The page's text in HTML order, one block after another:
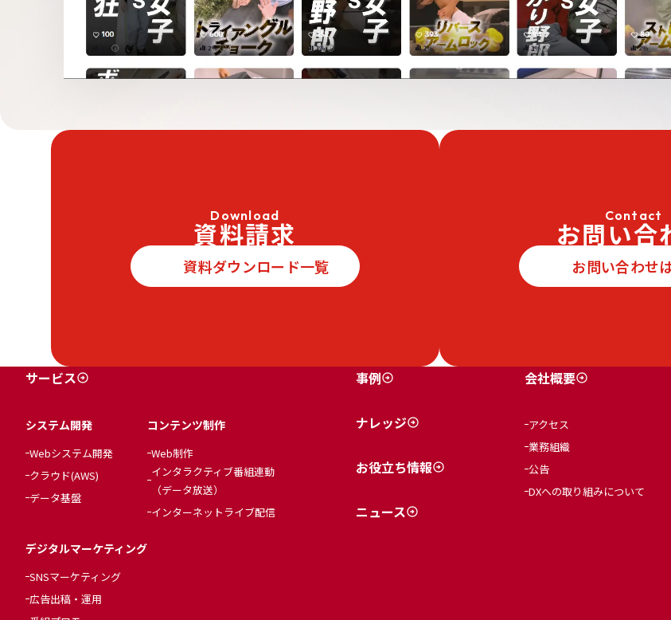
Download
資料請求
資料ダウンロード一覧
Contact
お問い合
お問い合わせ
サービス
システム開発
Webシステム開発
クラウド(AWS)
データ基盤
デジタルマーケティング
SNSマーケティング
広告出稿・運用
コンテンツ制作
Web制作
インタラクティブ番組連動
（データ放送）
インターネットライブ配信
事例
ナレッジ
お役立ち情報
ニュース
会社概要
アクセス
業務組織
公告
DXへの取り組みについて